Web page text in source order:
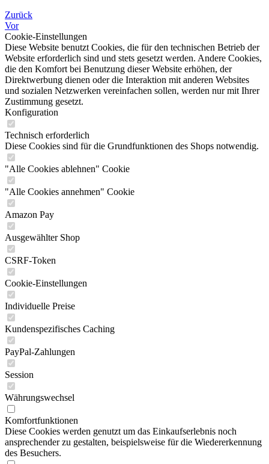
Zurück
Vor
Cookie-Einstellungen
Diese Website benutzt Cookies, die für den technischen Betrieb der
Website erforderlich sind und stets gesetzt werden. Andere Cookies,
die den Komfort bei Benutzung dieser Website erhöhen, der
Direktwerbung dienen oder die Interaktion mit anderen Websites
und sozialen Netzwerken vereinfachen sollen, werden nur mit Ihrer
Zustimmung gesetzt.
Konfiguration
Technisch erforderlich
Diese Cookies sind für die Grundfunktionen des Shops notwendig.
"Alle Cookies ablehnen" Cookie
"Alle Cookies annehmen" Cookie
Amazon Pay
Ausgewählter Shop
CSRF-Token
Cookie-Einstellungen
Individuelle Preise
Kundenspezifisches Caching
PayPal-Zahlungen
Session
Währungswechsel
Komfortfunktionen
Diese Cookies werden genutzt um das Einkaufserlebnis noch
ansprechender zu gestalten, beispielsweise für die Wiedererkennung
des Besuchers.